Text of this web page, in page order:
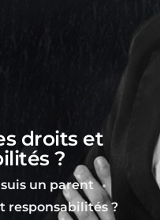
droits et
?
suis un parent
responsabilités ?